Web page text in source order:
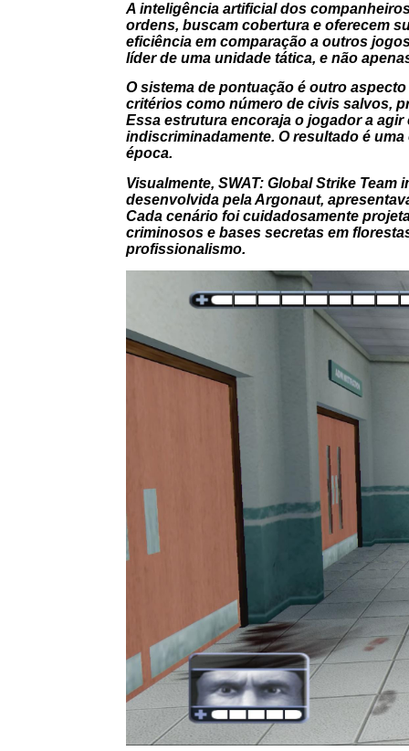
A inteligência artificial dos
ordens, buscam cobertura e oferecem
eficiência em comparação a outros
líder de uma unidade tática, e não
O sistema de pontuação é outro
critérios como número de civis salvos,
Essa estrutura encoraja o jogador a
indiscriminadamente. O resultado é
época.
Visualmente, SWAT: Global Strike Team
desenvolvida pela Argonaut,
Cada cenário foi cuidadosamente
criminosos e bases secretas em
profissionalismo.